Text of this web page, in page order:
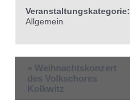
Veranstaltungskategorie:
Allgemein
« Weihnachtskonzert
des Volkschores
Kolkwitz